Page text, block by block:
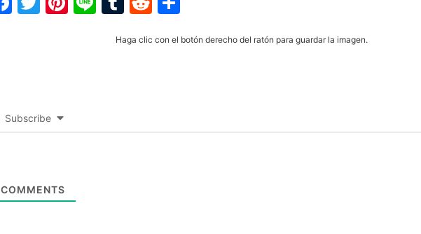
Haga clic con el botón derecho del ratón para guardar la imagen.
Subscribe
COMMENTS